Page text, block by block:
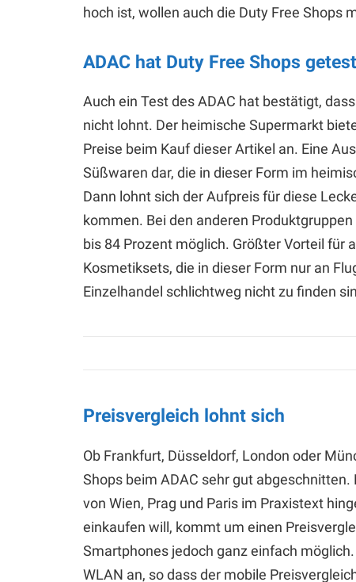
hoch ist, wollen auch die Duty Free Shops
ADAC hat Duty Free Shops
Auch ein Test des ADAC hat bestätigt,
nicht lohnt. Der heimische Supermarkt
Preise beim Kauf dieser Artikel an. Eine
Süßwaren dar, die in dieser Form im
Dann lohnt sich der Aufpreis für diese
kommen. Bei den anderen
bis 84 Prozent möglich. Größter Vorteil für
Kosmetiksets, die in dieser Form nur an
Einzelhandel schlichtweg nicht zu finden
Preisvergleich lohnt sich
Ob Frankfurt, Düsseldorf, London oder
Shops beim ADAC sehr gut
von Wien, Prag und Paris im Praxistext
einkaufen will, kommt um einen
Smartphones jedoch ganz einfach
WLAN an, so dass der mobile